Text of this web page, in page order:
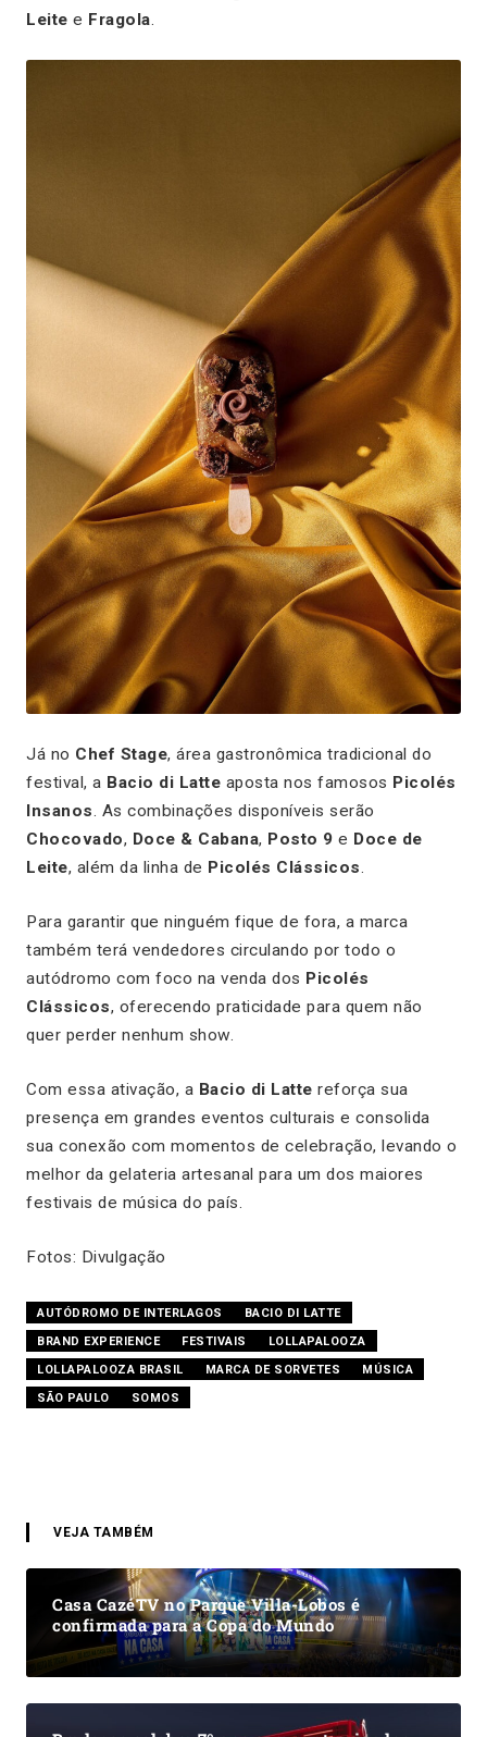
Leite e Fragola.
Já no Chef Stage, área gastronômica tradicional do
festival, a Bacio di Latte aposta nos famosos Picolés
Insanos. As combinações disponíveis serão
Chocovado, Doce & Cabana, Posto 9 e Doce de
Leite, além da linha de Picolés Clássicos.
Para garantir que ninguém fique de fora, a marca
também terá vendedores circulando por todo o
autódromo com foco na venda dos Picolés
Clássicos, oferecendo praticidade para quem não
quer perder nenhum show.
Com essa ativação, a Bacio di Latte reforça sua
presença em grandes eventos culturais e consolida
sua conexão com momentos de celebração, levando o
melhor da gelateria artesanal para um dos maiores
festivais de música do país.
Fotos: Divulgação
AUTÓDROMO DE INTERLAGOS
BACIO DI LATTE
BRAND EXPERIENCE
FESTIVAIS
LOLLAPALOOZA
LOLLAPALOOZA BRASIL
MARCA DE SORVETES
MÚSICA
SÃO PAULO
SOMOS
VEJA TAMBÉM
Casa CazéTV no Parque Villa-Lobos é
confirmada para a Copa do Mundo